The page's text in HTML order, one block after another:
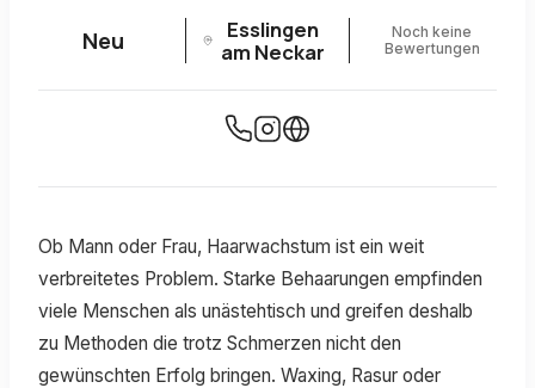
Neu
Esslingen
am Neckar
Noch keine
Bewertungen
Ob Mann oder Frau, Haarwachstum ist ein weit
verbreitetes Problem. Starke Behaarungen empfinden
viele Menschen als unästehtisch und greifen deshalb
zu Methoden die trotz Schmerzen nicht den
gewünschten Erfolg bringen. Waxing, Rasur oder